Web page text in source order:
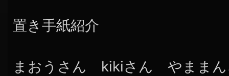
置き手紙紹介
まおうさん kikiさん やまま